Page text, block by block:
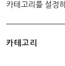
카테고리를 설정
카테고리